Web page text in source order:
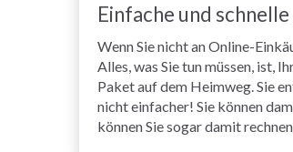
Einfache und
Wenn Sie nicht an Online-
Alles, was Sie tun müssen, ist,
Paket auf dem Heimweg. Sie
nicht einfacher! Sie können
können Sie sogar damit